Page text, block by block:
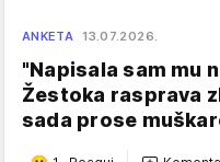
ANKETA 13.07.2026.
"Napisala sam mu
Žestoka rasprava
sada prose